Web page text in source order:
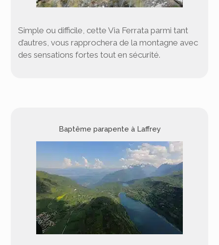
Simple ou difficile, cette Via Ferrata parmi tant
d’autres, vous rapprochera de la montagne avec
des sensations fortes tout en sécurité.
Baptême parapente à Laffrey